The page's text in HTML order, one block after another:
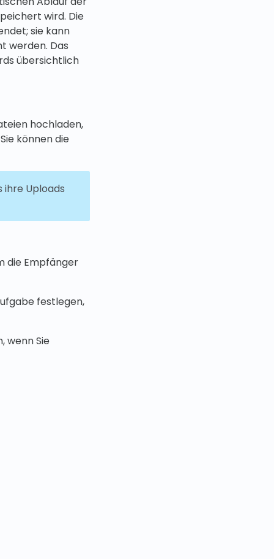
wird. Die
sie kann
werden. Das
übersichtlich
hochladen,
können die
ihre Uploads
die Empfänger
festlegen,
wenn Sie